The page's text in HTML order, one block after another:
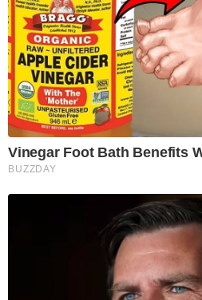
Vinegar Foot Bath Benefits
BUZZDAY